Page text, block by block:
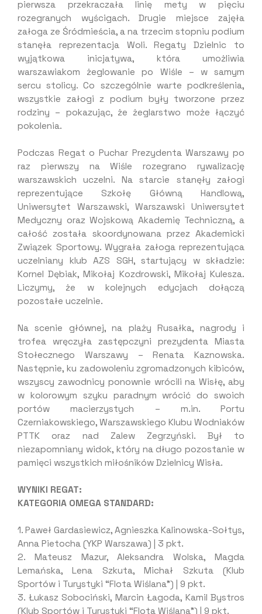
pierwsza przekraczała linię mety w pięciu
rozegranych wyścigach. Drugie miejsce zajęła
załoga ze Śródmieścia, a na trzecim stopniu podium
stanęła reprezentacja Woli. Regaty Dzielnic to
wyjątkowa inicjatywa, która umożliwia
warszawiakom żeglowanie po Wiśle – w samym
sercu stolicy. Co szczególnie warte podkreślenia,
wszystkie załogi z podium były tworzone przez
rodziny – pokazując, że żeglarstwo może łączyć
pokolenia.
Podczas Regat o Puchar Prezydenta Warszawy po
raz pierwszy na Wiśle rozegrano rywalizację
warszawskich uczelni. Na starcie stanęły załogi
reprezentujące Szkołę Główną Handlową,
Uniwersytet Warszawski, Warszawski Uniwersytet
Medyczny oraz Wojskową Akademię Techniczną, a
całość została skoordynowana przez Akademicki
Związek Sportowy. Wygrała załoga reprezentująca
uczelniany klub AZS SGH, startujący w składzie:
Kornel Dębiak, Mikołaj Kozdrowski, Mikołaj Kulesza.
Liczymy, że w kolejnych edycjach dołączą
pozostałe uczelnie.
Na scenie głównej, na plaży Rusałka, nagrody i
trofea wręczyła zastępczyni prezydenta Miasta
Stołecznego Warszawy – Renata Kaznowska.
Następnie, ku zadowoleniu zgromadzonych kibiców,
wszyscy zawodnicy ponownie wrócili na Wisłę, aby
w kolorowym szyku paradnym wrócić do swoich
portów macierzystych – m.in. Portu
Czerniakowskiego, Warszawskiego Klubu Wodniaków
PTTK oraz nad Zalew Zegrzyński. Był to
niezapomniany widok, który na długo pozostanie w
pamięci wszystkich miłośników Dzielnicy Wisła.
WYNIKI REGAT:
KATEGORIA OMEGA STANDARD:
1. Paweł Gardasiewicz, Agnieszka Kalinowska-Sołtys,
Anna Pietocha (YKP Warszawa) | 3 pkt.
2. Mateusz Mazur, Aleksandra Wolska, Magda
Lemańska, Lena Szkuta, Michał Szkuta (Klub
Sportów i Turystyki “Flota Wiślana”) | 9 pkt.
3. Łukasz Sobociński, Marcin Łagoda, Kamil Bystros
(Klub Sportów i Turystyki “Flota Wiślana”) | 9 pkt.